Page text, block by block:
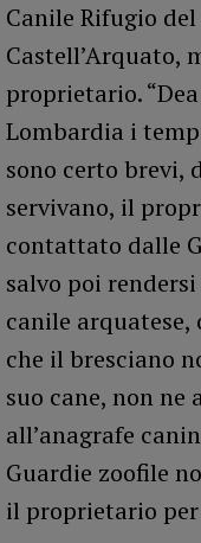
Canile Rifugio
Castell’Arquato,
proprietario.
Lombardia i
sono certo brevi,
servivano, il
contattato dalle
salvo poi
canile
che il bresciano
suo cane, non
all’anagrafe
Guardie zoofile
il proprietario